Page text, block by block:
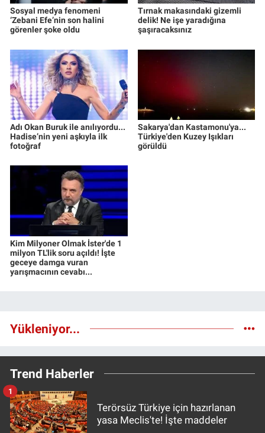
Sosyal medya fenomeni
‘Zebani Efe’nin son halini
görenler şoke oldu
Tırnak makasındaki gizemli
delik! Ne işe yaradığına
şaşıracaksınız
Adı Okan Buruk ile anılıyordu...
Hadise’nin yeni aşkıyla ilk
fotoğraf
Sakarya'dan Kastamonu'ya...
Türkiye'den Kuzey Işıkları
görüldü
Kim Milyoner Olmak İster'de 1
milyon TL'lik soru açıldı! İşte
geceye damga vuran
yarışmacının cevabı...
Yükleniyor...
Trend Haberler
Terörsüz Türkiye için hazırlanan
yasa Meclis'te! İşte maddeler
1